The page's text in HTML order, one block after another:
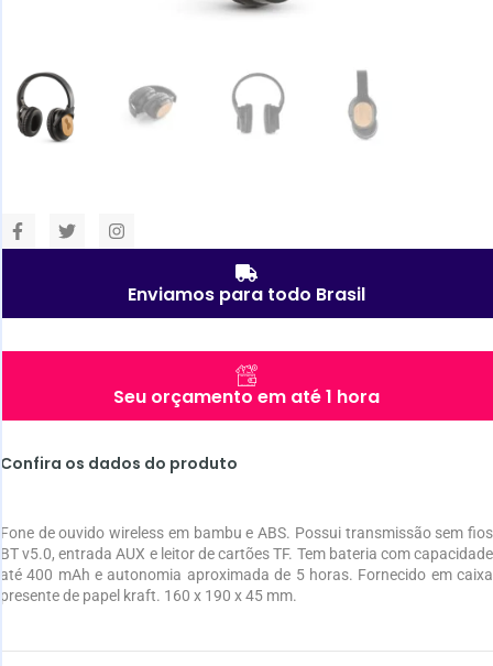
Enviamos para todo Brasil
Seu orçamento em até 1 hora
Confira os dados do produto
Fone de ouvido wireless em bambu e ABS. Possui transmissão sem fios
BT v5.0, entrada AUX e leitor de cartões TF. Tem bateria com capacidade
até 400 mAh e autonomia aproximada de 5 horas. Fornecido em caixa
presente de papel kraft. 160 x 190 x 45 mm.